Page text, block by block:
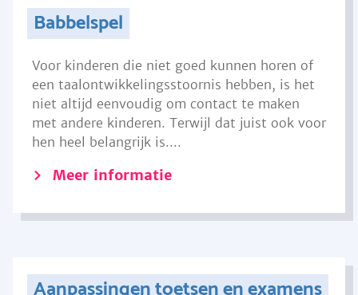
Babbelspel
Voor kinderen die niet goed kunnen horen of
een taalontwikkelingsstoornis hebben, is het
niet altijd eenvoudig om contact te maken
met andere kinderen. Terwijl dat juist ook voor
hen heel belangrijk is....
Meer informatie